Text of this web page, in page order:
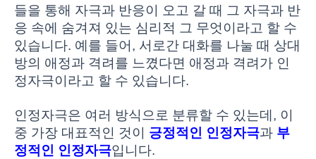
들을 통해 자극과 반응이 오고 갈 때 그 자극과 반
응 속에 숨겨져 있는 심리적 그 무엇이라고 할 수
있습니다. 예를 들어, 서로간 대화를 나눌 때 상대
방의 애정과 격려를 느꼈다면 애정과 격려가 인
정자극이라고 할 수 있습니다.
인정자극은 여러 방식으로 분류할 수 있는데, 이
중 가장 대표적인 것이 긍정적인 인정자극과 부
정적인 인정자극입니다.